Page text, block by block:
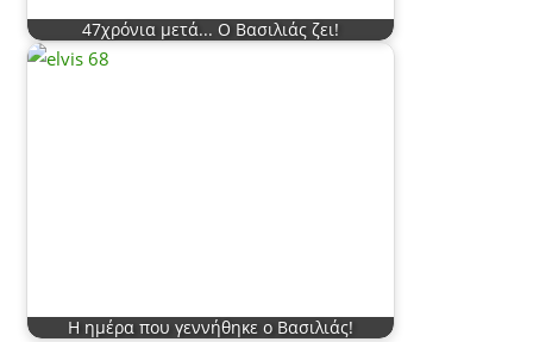
47χρόνια μετά... Ο Βασιλιάς ζει!
Η ημέρα που γεννήθηκε ο Βασιλιάς!